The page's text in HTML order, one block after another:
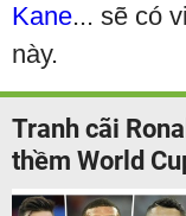
Kane... sẽ có
này.
Tranh cãi
thềm World